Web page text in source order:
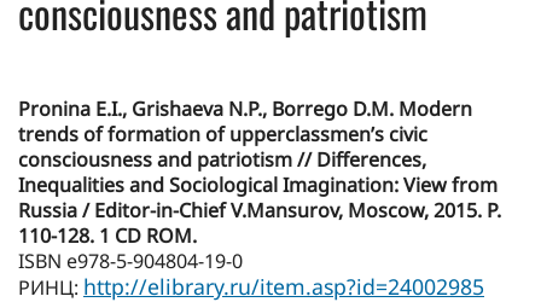
consciousness and patriotism
Pronina E.I., Grishaeva N.P., Borrego D.M. Modern
trends of formation of upperclassmen’s civic
consciousness and patriotism // Differences,
Inequalities and Sociological Imagination: View from
Russia / Editor-in-Chief V.Mansurov, Moscow, 2015. P.
110-128. 1 СD ROM.
ISBN e978-5-904804-19-0
РИНЦ: http://elibrary.ru/item.asp?id=24002985